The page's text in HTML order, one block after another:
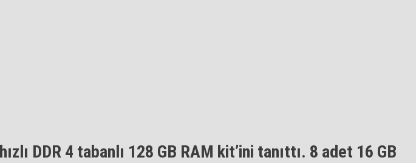
DDR 4 tabanlı 128 GB RAM kit’ini tanıttı. 8 adet 16 GB